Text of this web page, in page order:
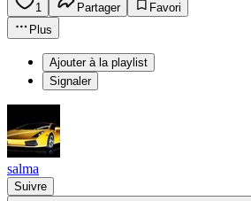
1 Partager
Favori
Plus
Ajouter à la playlist
Signaler
salma
Suivre